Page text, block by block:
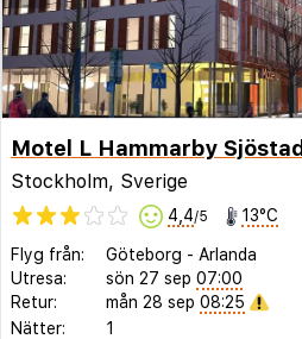
Motel L Hammarby Sjöstad
Stockholm, Sverige
4,4/5 13°C
Flyg från: Göteborg - Arlanda
Utresa:
sön 27 sep 07:00
Retur:
mån 28 sep 08:25
Nätter:
1